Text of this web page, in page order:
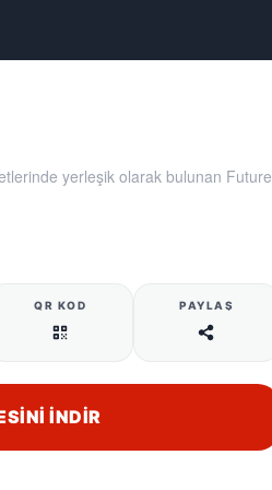
yerleşik olarak bulunan Future
QR KOD PAYLAŞ
İNDIR